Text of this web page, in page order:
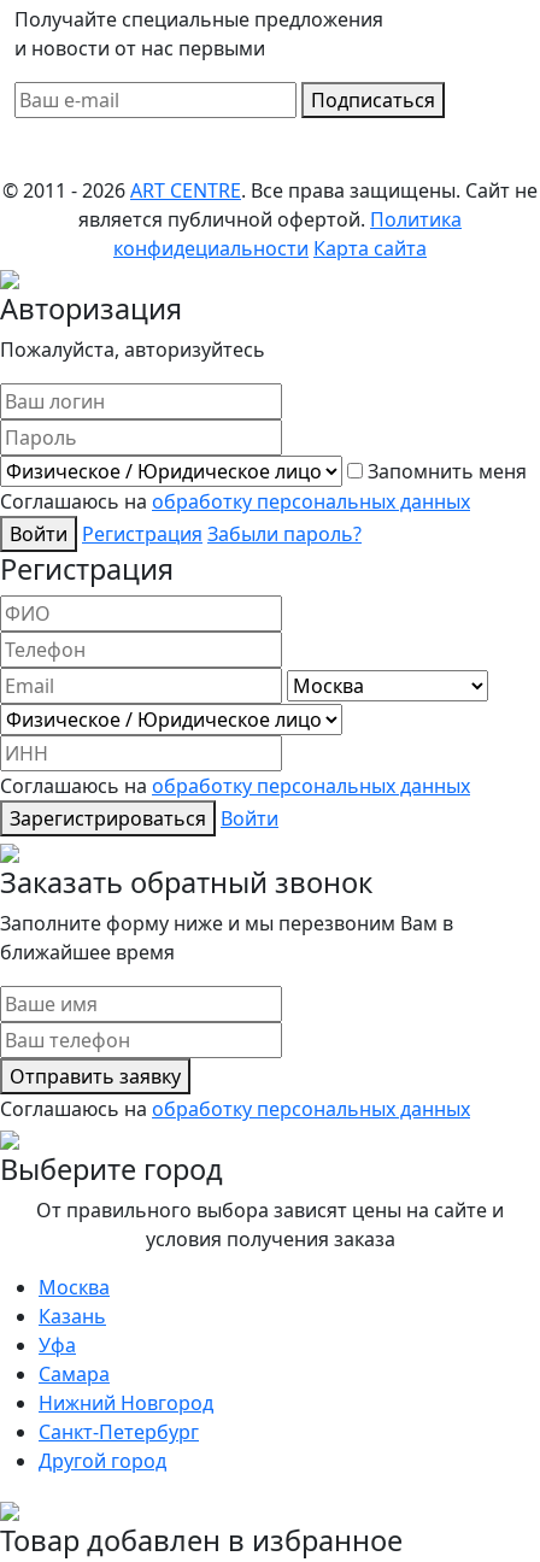
Получайте специальные предложения
и новости от нас первыми
Подписаться
© 2011 - 2026ART CENTRE. Все права защищены. Сайт не
является публичной офертой. Политика
конфидециальности Карта сайта
Авторизация
Пожалуйста, авторизуйтесь
Запомнить меня
Соглашаюсь на обработку персональных данных
Войти
Регистрация Забыли пароль?
Регистрация
Соглашаюсь на обработку персональных данных
Зарегистрироваться
Войти
Заказать обратный звонок
Заполните форму ниже и мы перезвоним Вам в
ближайшее время
Отправить заявку
Соглашаюсь на обработку персональных данных
Выберите город
От правильного выбора зависят цены на сайте и
условия получения заказа
Москва
Казань
Уфа
Самара
Нижний Новгород
Санкт-Петербург
Другой город
Товар добавлен в избранное